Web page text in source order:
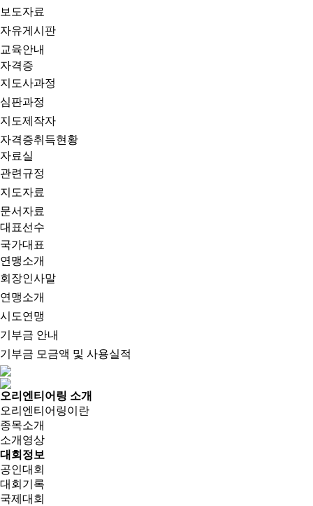
보도자료
자유게시판
교육안내
자격증
지도사과정
심판과정
지도제작자
자격증취득현황
자료실
관련규정
지도자료
문서자료
대표선수
국가대표
연맹소개
회장인사말
연맹소개
시도연맹
기부금 안내
기부금 모금액 및 사용실적
오리엔티어링 소개
오리엔티어링이란
종목소개
소개영상
대회정보
공인대회
대회기록
국제대회